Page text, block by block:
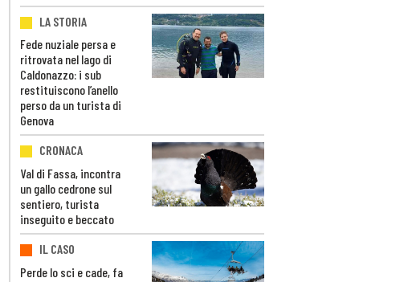
LA STORIA
Fede nuziale persa e
ritrovata nel lago di
Caldonazzo: i sub
restituiscono l’anello
perso da un turista di
Genova
CRONACA
Val di Fassa, incontra
un gallo cedrone sul
sentiero, turista
inseguito e beccato
IL CASO
Perde lo sci e cade, fa